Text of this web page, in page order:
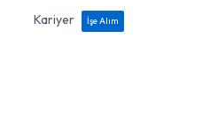
Kariyer
İşe Alım